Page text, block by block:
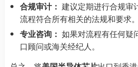
合规审计： 建议定期进行合规审
流程符合所有相关的法规和要求。
专业咨询： 如果对流程有任何疑
口顾问或海关经纪人。